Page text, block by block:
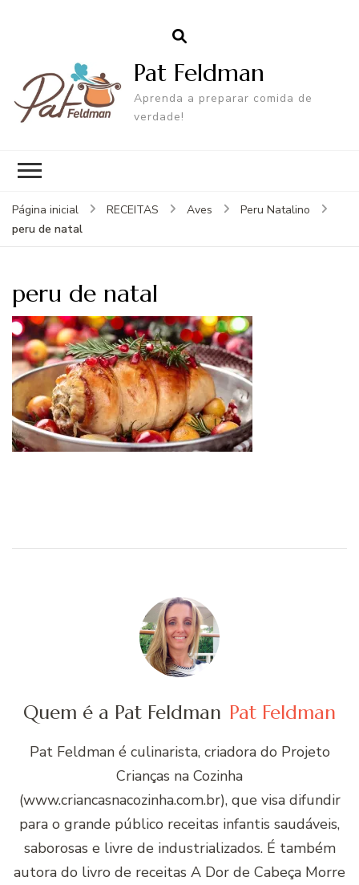
Pat Feldman
Aprenda a preparar comida de
verdade!
Página inicial RECEITAS Aves
Peru Natalino
peru de natal
peru de natal
Quem é a Pat Feldman Pat Feldman
Pat Feldman é culinarista, criadora do Projeto
Crianças na Cozinha
(www.criancasnacozinha.com.br), que visa difundir
para o grande público receitas infantis saudáveis,
saborosas e livre de industrializados. É também
autora do livro de receitas A Dor de Cabeça Morre